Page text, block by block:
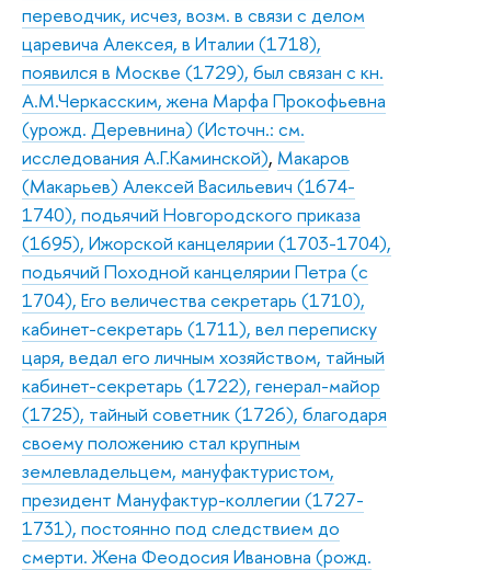
переводчик, исчез, возм. в связи с делом
царевича Алексея, в Италии (1718),
появился в Москве (1729), был связан с кн.
А.М.Черкасским, жена Марфа Прокофьевна
(урожд. Деревнина) (Источн.: см.
исследования А.Г.Каминской), Макаров
(Макарьев) Алексей Васильевич (1674-
1740), подьячий Новгородского приказа
(1695), Ижорской канцелярии (1703-1704),
подьячий Походной канцелярии Петра (с
1704), Его величества секретарь (1710),
кабинет-секретарь (1711), вел переписку
царя, ведал его личным хозяйством, тайный
кабинет-секретарь (1722), генерал-майор
(1725), тайный советник (1726), благодаря
своему положению стал крупным
землевладельцем, мануфактуристом,
президент Мануфактур-коллегии (1727-
1731), постоянно под следствием до
смерти. Жена Феодосия Ивановна (рожд.